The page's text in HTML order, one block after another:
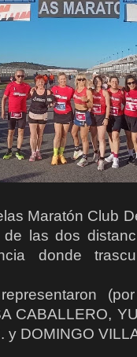
Maratón Club
las dos
donde
CABALLERO,
y DOMINGO